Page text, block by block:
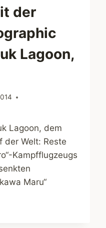
der
Lagoon,
Lagoon, dem
der Welt: Reste
Kampfflugzeugs
Maru“